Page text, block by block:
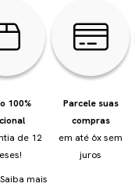
100%
de 12
Parcele suas
compras
em até 6x sem
juros
Saiba mais